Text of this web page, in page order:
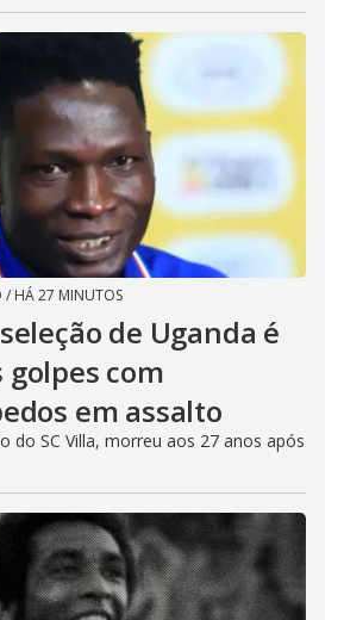
/ HÁ 27 MINUTOS
de Uganda é
com
em assalto
do SC Villa, morreu aos 27 anos após